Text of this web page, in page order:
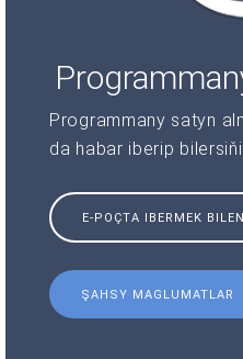
Programmany satyn
da habar iberip
E-POÇTA IBERMEK
ŞAHSY MAGLUMATLAR